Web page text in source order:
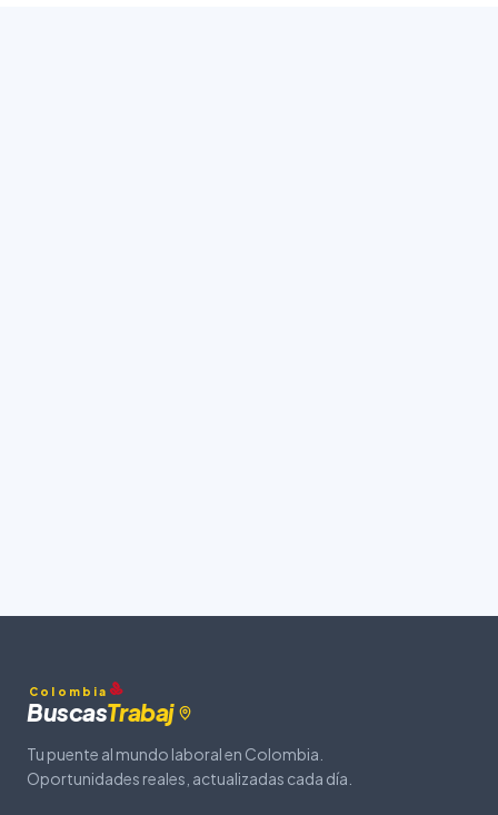
Colombia
BuscasTrabaj
Tu puente al mundo laboral en Colombia.
Oportunidades reales, actualizadas cada día.